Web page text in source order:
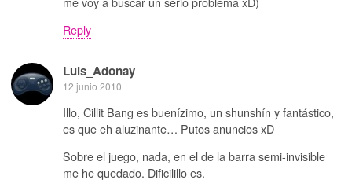
Reply
Luis_Adonay
12 junio 2010
Illo, Cillit Bang es buenízimo, un shunshín y fantástico,
es que eh aluzinante… Putos anuncios xD
Sobre el juego, nada, en el de la barra semi-invisible
me he quedado. Dificilillo es.